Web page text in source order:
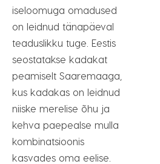
iseloomuga omadused
on leidnud tänapäeval
teaduslikku tuge. Eestis
seostatakse kadakat
peamiselt Saaremaaga,
kus kadakas on leidnud
niiske merelise õhu ja
kehva paepealse mulla
kombinatsioonis
kasvades oma eelise.